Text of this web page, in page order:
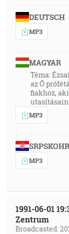
DEUTSCH
MP3
MAGYAR
Téma:
az Ő
fiakhoz,
MP3
MP3
1991-06-01
Zentrum
Broadcasted: